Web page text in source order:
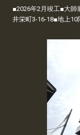
■2026年2月竣工■大師
井栄町3-16-18■地上10